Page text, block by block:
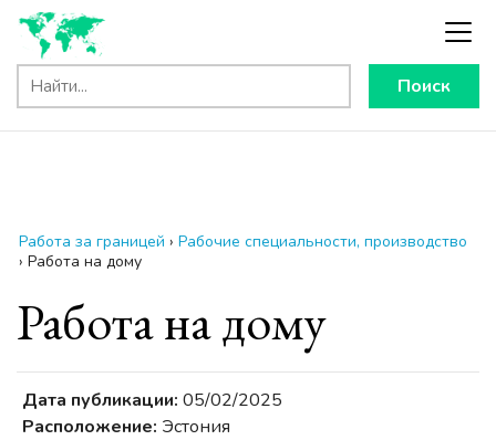
Поиск
Работа за границей › Рабочие специальности, производство
› Работа на дому
Работа на дому
Дата публикации: 05/02/2025
Расположение: Эстония